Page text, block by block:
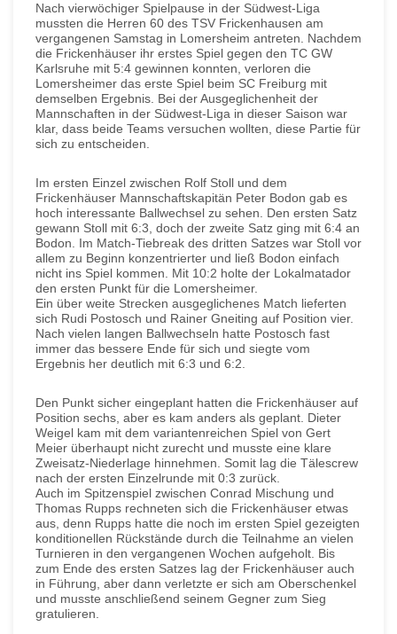
Nach vierwöchiger Spielpause in der Südwest-Liga
mussten die Herren 60 des TSV Frickenhausen am
vergangenen Samstag in Lomersheim antreten. Nachdem
die Frickenhäuser ihr erstes Spiel gegen den TC GW
Karlsruhe mit 5:4 gewinnen konnten, verloren die
Lomersheimer das erste Spiel beim SC Freiburg mit
demselben Ergebnis. Bei der Ausgeglichenheit der
Mannschaften in der Südwest-Liga in dieser Saison war
klar, dass beide Teams versuchen wollten, diese Partie für
sich zu entscheiden.
Im ersten Einzel zwischen Rolf Stoll und dem
Frickenhäuser Mannschaftskapitän Peter Bodon gab es
hoch interessante Ballwechsel zu sehen. Den ersten Satz
gewann Stoll mit 6:3, doch der zweite Satz ging mit 6:4 an
Bodon. Im Match-Tiebreak des dritten Satzes war Stoll vor
allem zu Beginn konzentrierter und ließ Bodon einfach
nicht ins Spiel kommen. Mit 10:2 holte der Lokalmatador
den ersten Punkt für die Lomersheimer.
Ein über weite Strecken ausgeglichenes Match lieferten
sich Rudi Postosch und Rainer Gneiting auf Position vier.
Nach vielen langen Ballwechseln hatte Postosch fast
immer das bessere Ende für sich und siegte vom
Ergebnis her deutlich mit 6:3 und 6:2.
Den Punkt sicher eingeplant hatten die Frickenhäuser auf
Position sechs, aber es kam anders als geplant. Dieter
Weigel kam mit dem variantenreichen Spiel von Gert
Meier überhaupt nicht zurecht und musste eine klare
Zweisatz-Niederlage hinnehmen. Somit lag die Tälescrew
nach der ersten Einzelrunde mit 0:3 zurück.
Auch im Spitzenspiel zwischen Conrad Mischung und
Thomas Rupps rechneten sich die Frickenhäuser etwas
aus, denn Rupps hatte die noch im ersten Spiel gezeigten
konditionellen Rückstände durch die Teilnahme an vielen
Turnieren in den vergangenen Wochen aufgeholt. Bis
zum Ende des ersten Satzes lag der Frickenhäuser auch
in Führung, aber dann verletzte er sich am Oberschenkel
und musste anschließend seinem Gegner zum Sieg
gratulieren.